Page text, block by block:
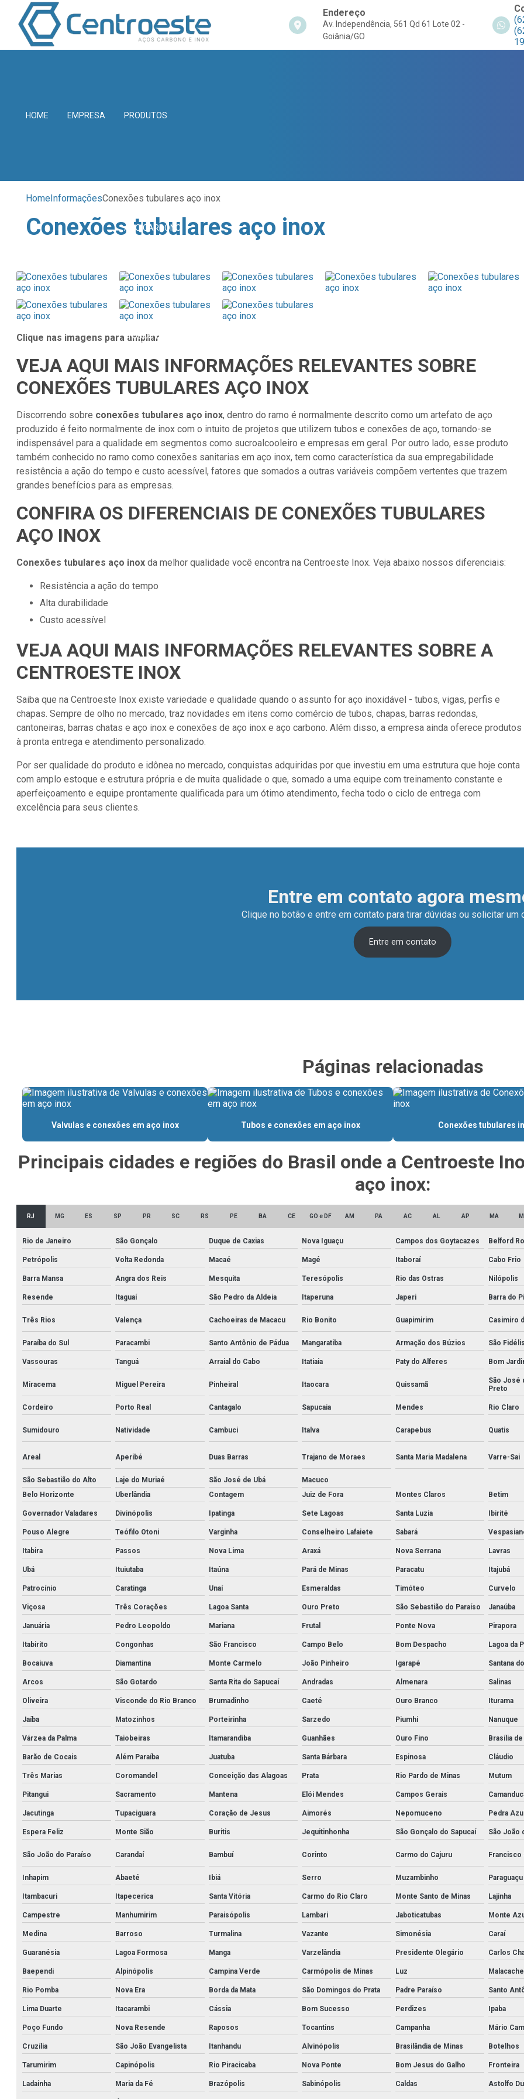
Endereço
Av. Independência, 561 Qd 61 Lote 02 -
Goiânia/GO
HOME EMPRESA PRODUTOS
AÇO CARBONO
TUBOS DE
CONDUÇÃO
HomeInformaçõesConexões tubulares aço inox
Conexões tubulares aço inox
Clique nas imagens para ampliar
VEJA AQUI MAIS INFORMAÇÕES RELEVANTES SOBRE
CONEXÕES TUBULARES AÇO INOX
Discorrendo sobre conexões tubulares aço inox, dentro do ramo é normalmente descrito como um artefato de aço
produzido é feito normalmente de inox com o intuito de projetos que utilizem tubos e conexões de aço, tornando-se
indispensável para a qualidade em segmentos como sucroalcooleiro e empresas em geral. Por outro lado, esse produto
também conhecido no ramo como conexões sanitarias em aço inox, tem como característica da sua empregabilidade
resistência a ação do tempo e custo acessível, fatores que somados a outras variáveis compõem vertentes que trazem
grandes benefícios para as empresas.
CONFIRA OS DIFERENCIAIS DE CONEXÕES TUBULARES
AÇO INOX
Conexões tubulares aço inox da melhor qualidade você encontra na Centroeste Inox. Veja abaixo nossos diferenciais:
resistência a ação do tempo
alta durabilidade
custo acessível
VEJA AQUI MAIS INFORMAÇÕES RELEVANTES SOBRE A
CENTROESTE INOX
Saiba que na Centroeste Inox existe variedade e qualidade quando o assunto for aço inoxidável - tubos, vigas, perfis e
chapas. Sempre de olho no mercado, traz novidades em itens como comércio de tubos, chapas, barras redondas,
cantoneiras, barras chatas e aço inox e conexões de aço inox e aço carbono. Além disso, a empresa ainda oferece produtos
à pronta entrega e atendimento personalizado.
Por ser qualidade do produto e idônea no mercado, conquistas adquiridas por que investiu em uma estrutura que hoje conta
com amplo estoque e estrutura própria e de muita qualidade o que, somado a uma equipe com treinamento constante e
aperfeiçoamento e equipe prontamente qualificada para um ótimo atendimento, fecha todo o ciclo de entrega com
excelência para seus clientes.
Entre em contato agora
Clique no botão e entre em contato para tirar dúvidas ou solicitar um
Entre em contato
Páginas relacionadas
Valvulas e conexões em aço inox Tubos e conexões em aço inox Conexões tubulares
Principais cidades e regiões do Brasil onde a Centroeste
aço inox:
RJ MG ES SP PR SC RS PE BA CE GO e DF AM PA AC AL AP MA
Rio de Janeiro São Gonçalo Duque de Caxias Nova Iguaçu Campos dos Goytacazes Belford
Petrópolis Volta Redonda Macaé Magé Itaboraí Cabo Frio
Barra Mansa Angra dos Reis Mesquita Teresópolis Rio das Ostras Nilópolis
Resende Itaguaí São Pedro da Aldeia Itaperuna Japeri Barra do
Três Rios Valença Cachoeiras de Macacu Rio Bonito Guapimirim Casimiro
Paraíba do Sul Paracambi Santo Antônio de Pádua Mangaratiba Armação dos Búzios São Fidélis
Vassouras Tanguá Arraial do Cabo Itatiaia Paty do Alferes Bom
Miracema Miguel Pereira Pinheiral Itaocara Quissamã
São José
Preto
Cordeiro Porto Real Cantagalo Sapucaia Mendes Rio Claro
Sumidouro Natividade Cambuci Italva Carapebus Quatis
Areal Aperibé Duas Barras Trajano de Moraes Santa Maria Madalena Varre-Sai
São Sebastião do Alto Laje do Muriaé São José de Ubá
Macuco
Belo Horizonte
Uberlândia Contagem Juiz de Fora Montes Claros Betim
Governador Valadares Divinópolis Ipatinga Sete Lagoas Santa Luzia Ibirité
Pouso Alegre Teófilo Otoni Varginha Conselheiro Lafaiete Sabará
Itabira Passos Nova Lima Araxá Nova Serrana Lavras
Ubá Ituiutaba Itaúna Pará de Minas Paracatu Itajubá
Patrocínio Caratinga Unaí Esmeraldas Timóteo Curvelo
Viçosa Três Corações Lagoa Santa Ouro Preto São Sebastião do Paraíso Janaúba
Januária Pedro Leopoldo Mariana Frutal Ponte Nova Pirapora
Itabirito Congonhas São Francisco Campo Belo Bom Despacho Lagoa da
Bocaiuva Diamantina Monte Carmelo João Pinheiro Igarapé Santana
Arcos São Gotardo Santa Rita do Sapucaí Andradas Almenara Salinas
Oliveira Visconde do Rio Branco Brumadinho Caeté Ouro Branco Iturama
Jaíba Matozinhos Porteirinha Sarzedo Piumhi Nanuque
Várzea da Palma Taiobeiras Itamarandiba Guanhães Ouro Fino Brasília
Barão de Cocais Além Paraíba Juatuba Santa Bárbara Espinosa Cláudio
Três Marias Coromandel Conceição das Alagoas Prata Rio Pardo de Minas Mutum
Pitangui Sacramento Mantena Elói Mendes Campos Gerais
Jacutinga Tupaciguara Coração de Jesus Aimorés Nepomuceno Pedra Azul
Espera Feliz Monte Sião Buritis Jequitinhonha São Gonçalo do Sapucaí São João
São João do Paraíso Carandaí Bambuí Corinto Carmo do Cajuru Francisco
Inhapim Abaeté Ibiá Serro Muzambinho Paraguaçu
Itambacuri Itapecerica Santa Vitória Carmo do Rio Claro Monte Santo de Minas Lajinha
Campestre Manhumirim Paraisópolis Lambari Jaboticatubas Monte
Medina Barroso Turmalina Vazante Simonésia Caraí
Guaranésia Lagoa Formosa Manga Varzelândia Presidente Olegário Carlos
Baependi Alpinópolis Campina Verde Carmópolis de Minas Luz
Rio Pomba Nova Era Borda da Mata São Domingos do Prata Padre Paraíso Santo
Lima Duarte Itacarambi Cássia Bom Sucesso Perdizes Ipaba
Poço Fundo Nova Resende Raposos Tocantins Campanha Mário
Cruzília São João Evangelista Itanhandu Alvinópolis Brasilândia de Minas Botelhos
Tarumirim Capinópolis Rio Piracicaba Nova Ponte Bom Jesus do Galho Fronteira
Ladainha Maria da Fé Brazópolis Sabinópolis Caldas Astolfo